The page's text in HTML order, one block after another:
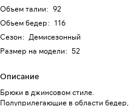
Объем талии: 92
Объем бедер: 116
Сезон: Демисезонный
Размер на модели: 52
Описание
Брюки в джинсовом стиле.
Полуприлегающие в области бедер,